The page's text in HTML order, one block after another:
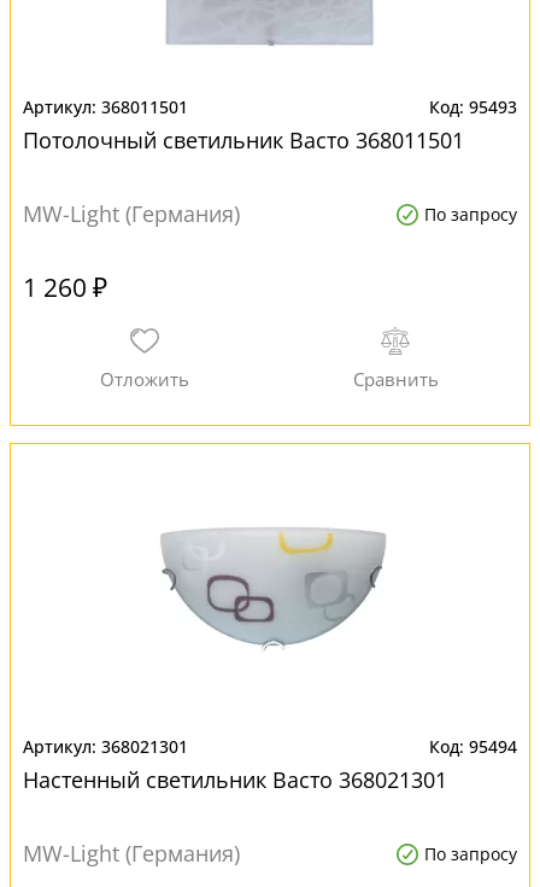
368011501 95493
Потолочный светильник Васто 368011501
MW-Light (Германия) По запросу
1 260 ₽
368021301 95494
Настенный светильник Васто 368021301
MW-Light (Германия) По запросу